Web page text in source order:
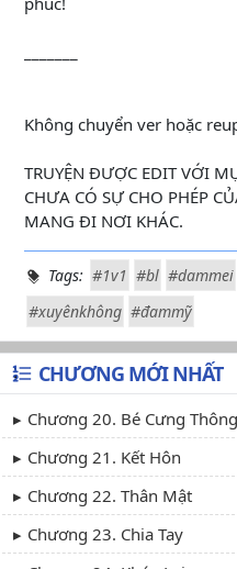
Không chuyển ver hoặc
TRUYỆN ĐƯỢC EDIT VỚI
CHƯA CÓ SỰ CHO PHÉP
MANG ĐI NƠI KHÁC.
Tags: #1v1 #bl #dammei
#xuyênkhông #đammỹ
CHƯƠNG MỚI NHẤT
Chương 20. Bé Cưng
Chương 21. Kết Hôn
Chương 22. Thân Mật
Chương 23. Chia Tay